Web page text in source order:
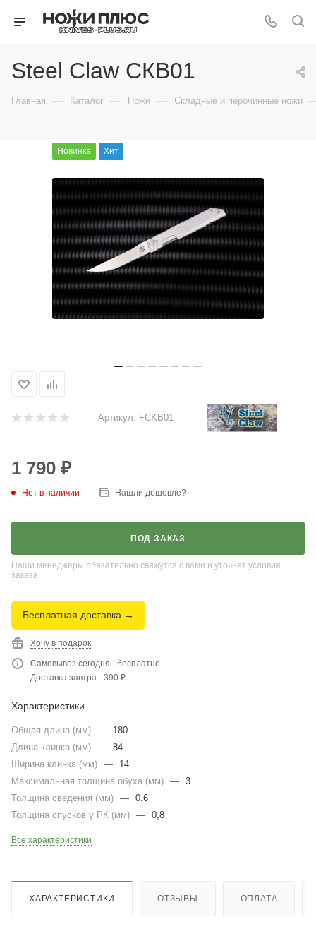
Steel Claw СКВ01
Главная — Каталог — Ножи — Складные и перочинные ножи
Новинка Хит
Артикул: FCKB01
1 790 ₽
Нет в наличии Нашли дешевле?
ПОД ЗАКАЗ
Наши менеджеры обязательно свяжутся с вами и уточнят условия
заказа
Бесплатная доставка →
Хочу в подарок
Самовывоз сегодня - бесплатно
Доставка завтра - 390 ₽
Характеристики
Общая длина (мм) —
180
Длина клинка (мм) — 84
Ширина клинка (мм) —
14
Максимальная толщина обуха (мм) — 3
Толщина сведения (мм) — 0.6
Толщина спусков у РК (мм) — 0,8
Все характеристики
ХАРАКТЕРИСТИКИ ОТЗЫВЫ ОПЛАТА